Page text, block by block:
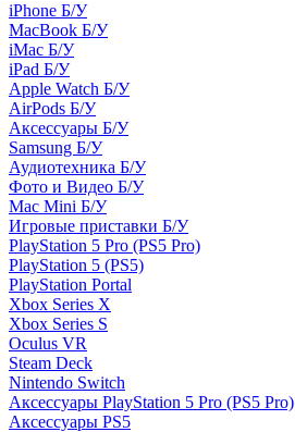
iPhone Б/У
MacBook Б/У
iMac Б/У
iPad Б/У
Apple Watch Б/У
AirPods Б/У
Аксессуары Б/У
Samsung Б/У
Аудиотехника Б/У
Фото и Видео Б/У
Mac Mini Б/У
Игровые приставки Б/У
PlayStation 5 Pro (PS5 Pro)
PlayStation 5 (PS5)
PlayStation Portal
Xbox Series X
Xbox Series S
Oculus VR
Steam Deck
Nintendo Switch
Аксессуары PlayStation 5 Pro (PS5 Pro)
Аксессуары PS5